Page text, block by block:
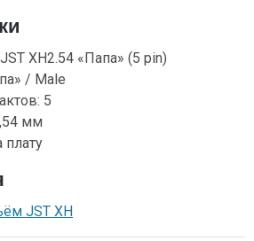
XH2.54 «Папа» (5 pin)
/ Male
5
мм
плату
JST XH